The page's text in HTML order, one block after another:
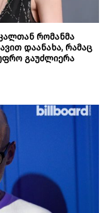
რომანმა
დაანახა, რამაც
გაუძლიერა